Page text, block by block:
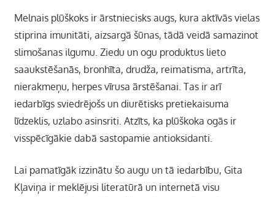
Melnais plūškoks ir ārstniecisks augs, kura aktīvās vielas
stiprina imunitāti, aizsargā šūnas, tādā veidā samazinot
slimošanas ilgumu. Ziedu un ogu produktus lieto
saaukstēšanās, bronhīta, drudža, reimatisma, artrīta,
nierakmeņu, herpes vīrusa ārstēšanai. Tas ir arī
iedarbīgs sviedrējošs un diurētisks pretiekaisuma
līdzeklis, uzlabo asinsriti. Atzīts, ka plūškoka ogās ir
visspēcīgākie dabā sastopamie antioksidanti.
Lai pamatīgāk izzinātu šo augu un tā iedarbību, Gita
Kļaviņa ir meklējusi literatūrā un internetā visu